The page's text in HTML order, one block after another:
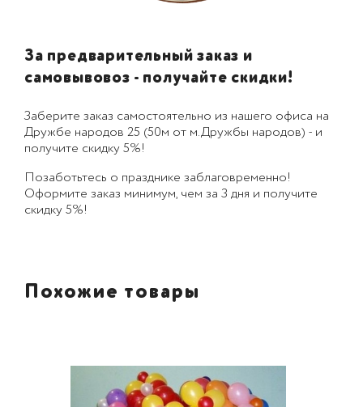
За предварительный заказ и
самовывовоз - получайте скидки!
Заберите заказ самостоятельно из нашего офиса на
Дружбе народов 25 (50м от м.Дружбы народов) - и
получите скидку 5%!
Позаботьтесь о празднике заблаговременно!
Оформите заказ минимум, чем за 3 дня и получите
скидку 5%!
Похожие товары